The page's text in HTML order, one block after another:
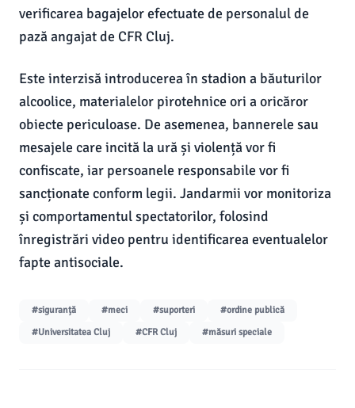
verificarea bagajelor efectuate de personalul de
pază angajat de CFR Cluj.
Este interzisă introducerea în stadion a băuturilor
alcoolice, materialelor pirotehnice ori a oricăror
obiecte periculoase. De asemenea, bannerele sau
mesajele care incită la ură și violență vor fi
confiscate, iar persoanele responsabile vor fi
sancționate conform legii. Jandarmii vor monitoriza
și comportamentul spectatorilor, folosind
înregistrări video pentru identificarea eventualelor
fapte antisociale.
#siguranță #meci #suporteri
#ordine publică
#Universitatea Cluj
#CFR Cluj #măsuri speciale